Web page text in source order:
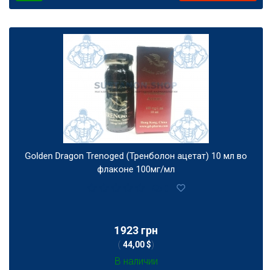
Golden Dragon Trenoged (Тренболон ацетат) 10 мл во
флаконе 100мг/мл
1923 грн
( 44,00 $)
В наличии